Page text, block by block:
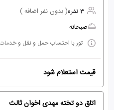
3 نفره
( بدون نفر اضافه )
صبحانه
تور با احتساب حمل و نقل و خدمات
قیمت استعلام شود
اتاق دو تخته مهدی اخوان ثالث